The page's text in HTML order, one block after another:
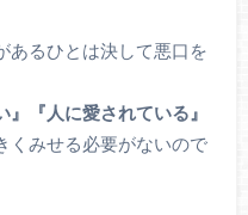
あるひとは決して悪口を
』『人に愛されている』
くみせる必要がないので